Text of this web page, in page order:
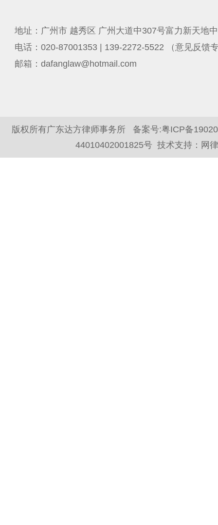
地址：广州市 越秀区 广州大道中307号富力新天地
电话：020-87001353 | 139-2272-5522 （意见反馈
邮箱：dafanglaw@hotmail.com
版权所有广东达方律师事务所 备案号:粤ICP备
44010402001825号 技术支持： 网